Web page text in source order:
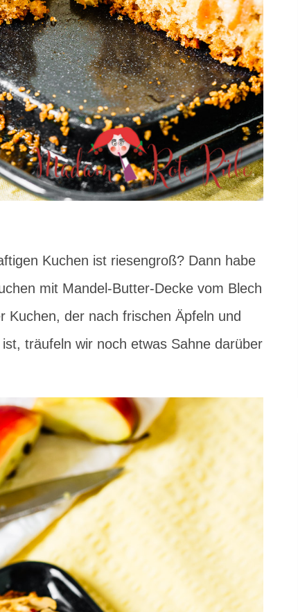
Kuchen ist riesengroß? Dann habe
mit Mandel-Butter-Decke vom Blech
Kuchen, der nach frischen Äpfeln und
träufeln wir noch etwas Sahne darüber